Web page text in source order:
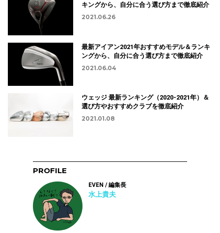
キングから、自分に合う選び方まで徹底紹介
2021.06.26
最新アイアン2021年おすすめモデル＆ランキ
ングから、自分に合う選び方まで徹底紹介
2021.06.04
ウェッジ 最新ランキング（2020-2021年）＆
選び方やおすすめクラブを徹底紹介
2021.01.08
PROFILE
EVEN / 編集長
水上貴夫